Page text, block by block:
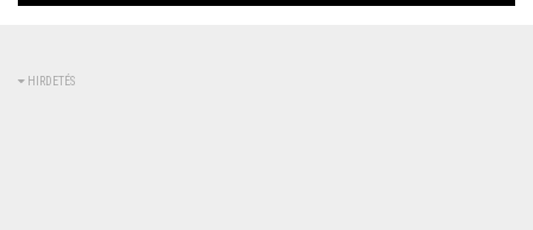
kikapcsolva
0%
0%
HIRDETÉS